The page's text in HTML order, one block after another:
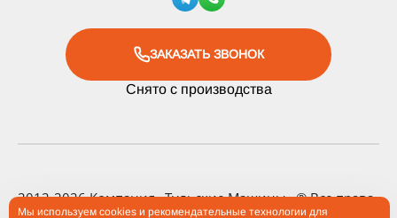
ЗАКАЗАТЬ ЗВОНОК
Снято с производства
2012-2026 Компания «Тульские Машины» ® Все права
Мы используем cookies и рекомендательные технологии для